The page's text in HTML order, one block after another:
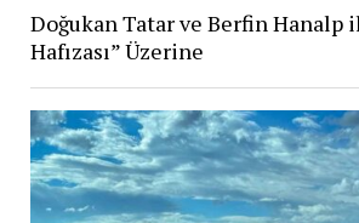
Doğukan Tatar ve Berfin Hanalp
Hafızası” Üzerine